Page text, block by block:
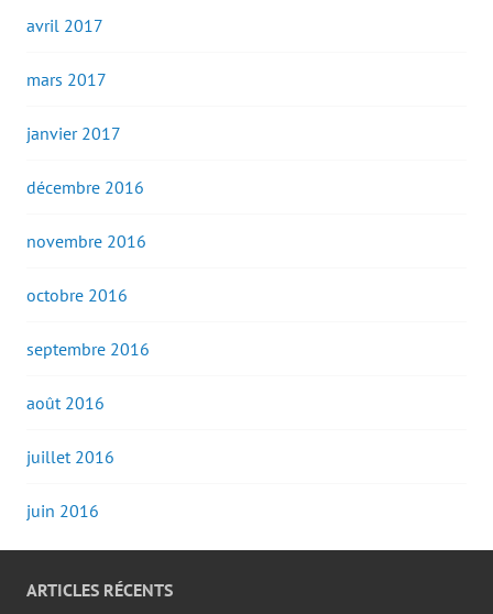
avril 2017
mars 2017
janvier 2017
décembre 2016
novembre 2016
octobre 2016
septembre 2016
août 2016
juillet 2016
juin 2016
ARTICLES RÉCENTS